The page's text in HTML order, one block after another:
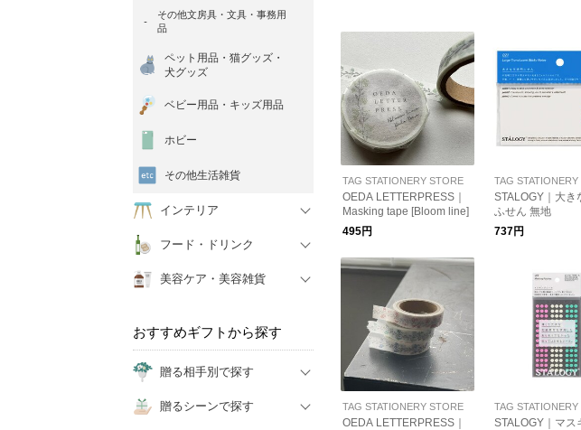
その他文房具・文具・事務用
品
ペット用品・猫グッズ・
犬グッズ
ベビー用品・キッズ用品
ホビー
その他生活雑貨
インテリア
フード・ドリンク
美容ケア・美容雑貨
おすすめギフトから探す
贈る相手別で探す
贈るシーンで探す
TAG STATIONERY STORE
OEDA LETTERPRESS｜
Masking tape [Bloom line]
495円
TAG
STALOGY｜大き
ふせん 無地
737円
TAG STATIONERY STORE
OEDA LETTERPRESS｜
TAG
STALOGY｜マス